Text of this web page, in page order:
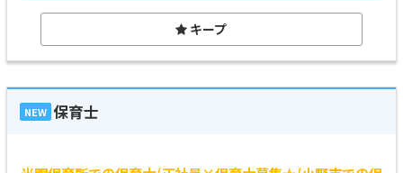
キープ
NEW 保育士